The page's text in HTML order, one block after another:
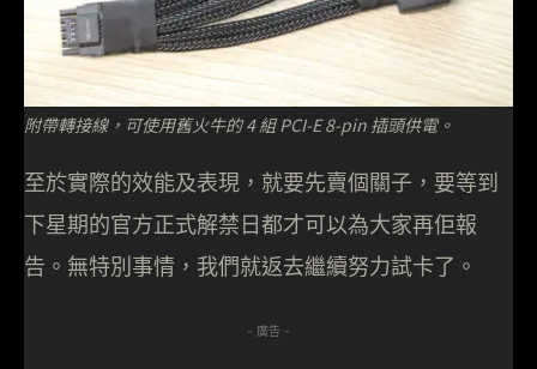
附帶轉接線，可使用舊火牛的 4 組 PCI-E 8-pin 插頭供電。
至於實際的效能及表現，就要先賣個關子，要等到
下星期的官方正式解禁日都才可以為大家再佢報
告。無特別事情，我們就返去繼續努力試卡了。
- 廣告 -